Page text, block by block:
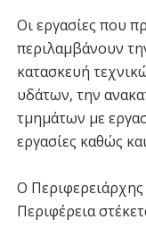
Οι εργασίες που
περιλαμβάνουν
κατασκευή
υδάτων, την
τμημάτων με
εργασίες καθώς
Ο Περιφερειάρχης
Περιφέρεια